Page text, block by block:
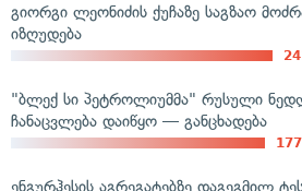
გიორგი ლეონიძის ქუჩაზე საგზაო
იზღუდება
"ბლექ სი პეტროლიუმმა" რუსული
ჩანაცვლება დაიწყო — განცხადება
177
ენგურჰესის აგრეგატებზე დაგეგმილ